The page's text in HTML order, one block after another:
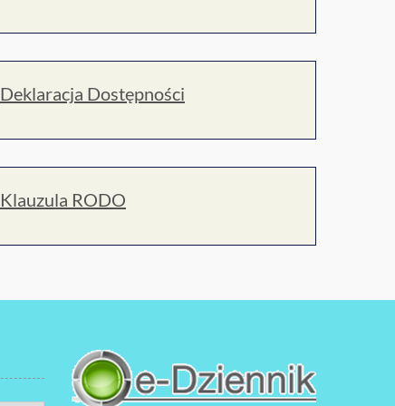
Deklaracja Dostępności
Klauzula RODO